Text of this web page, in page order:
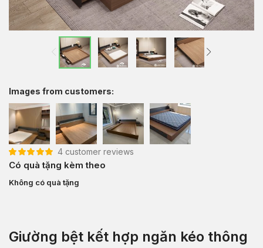
Images from customers:
5.00
trên 5 dựa
trên
4
đánh giá
4 customer reviews
Có quà tặng kèm theo
Không có quà tặng
Giường bệt kết hợp ngăn kéo thông